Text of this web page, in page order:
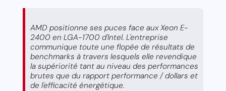
AMD positionne ses puces face aux Xeon E-
2400 en LGA-1700 d'Intel. L'entreprise
communique toute une flopée de résultats de
benchmarks à travers lesquels elle revendique
la supériorité tant au niveau des performances
brutes que du rapport performance / dollars et
de l'efficacité énergétique.